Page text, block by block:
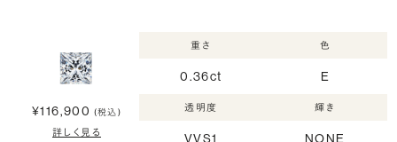
¥116,900 (税込)
詳しく見る
重さ
0.36ct
色
E
透明度
VVS1
輝き
NONE